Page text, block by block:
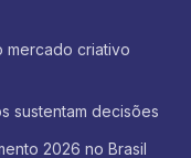
mercado criativo
sustentam decisões
2026 no Brasil